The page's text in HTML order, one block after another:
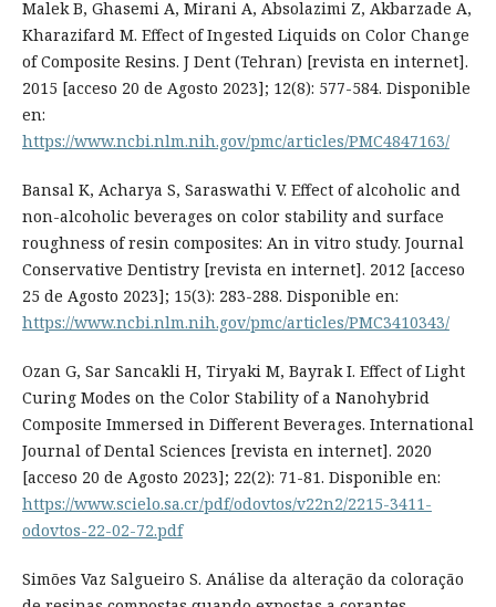
Malek B, Ghasemi A, Mirani A, Absolazimi Z, Akbarzade A,
Kharazifard M. Effect of Ingested Liquids on Color Change
of Composite Resins. J Dent (Tehran) [revista en internet].
2015 [acceso 20 de Agosto 2023]; 12(8): 577-584. Disponible
en:
https://www.ncbi.nlm.nih.gov/pmc/articles/PMC4847163/
Bansal K, Acharya S, Saraswathi V. Effect of alcoholic and
non-alcoholic beverages on color stability and surface
roughness of resin composites: An in vitro study. Journal
Conservative Dentistry [revista en internet]. 2012 [acceso
25 de Agosto 2023]; 15(3): 283-288. Disponible en:
https://www.ncbi.nlm.nih.gov/pmc/articles/PMC3410343/
Ozan G, Sar Sancakli H, Tiryaki M, Bayrak I. Effect of Light
Curing Modes on the Color Stability of a Nanohybrid
Composite Immersed in Different Beverages. International
Journal of Dental Sciences [revista en internet]. 2020
[acceso 20 de Agosto 2023]; 22(2): 71-81. Disponible en:
https://www.scielo.sa.cr/pdf/odovtos/v22n2/2215-3411-
odovtos-22-02-72.pdf
Simões Vaz Salgueiro S. Análise da alteração da coloração